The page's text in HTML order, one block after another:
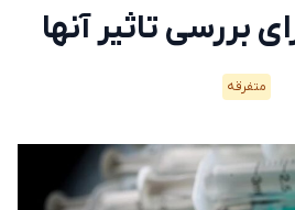
بررسی تاثیر آنها
متفرقه